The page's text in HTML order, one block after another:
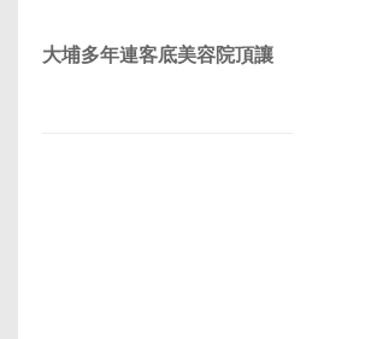
大埔多年連客底美容院頂讓